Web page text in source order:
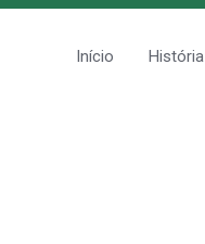
Início História